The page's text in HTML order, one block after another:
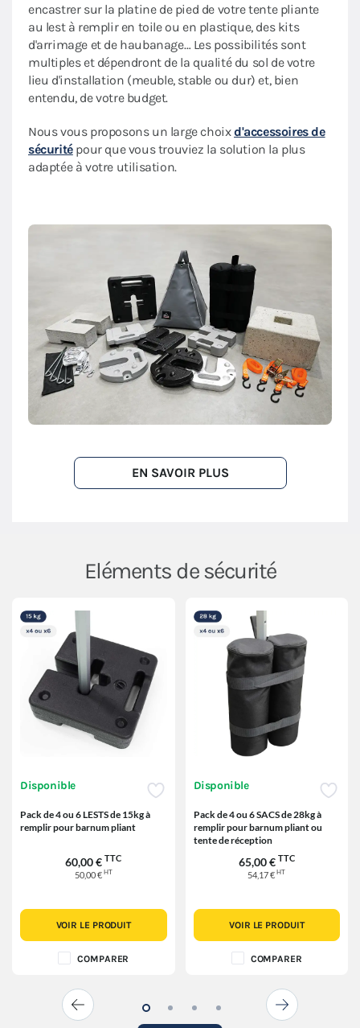
encastrer sur la platine de pied de votre tente pliante
au lest à remplir en toile ou en plastique, des kits
d'arrimage et de haubanage… Les possibilités sont
multiples et dépendront de la qualité du sol de votre
lieu d'installation (meuble, stable ou dur) et, bien
entendu, de votre budget.
Nous vous proposons un large choixd'accessoires de
sécuritépour que vous trouviez la solution la plus
adaptée à votre utilisation.
EN SAVOIR PLUS
Eléments de sécurité
Disponible
Pack de 4 ou 6 LESTS de 15kg à
remplir pour barnum pliant
60,00 € TTC
50,00 € HT
VOIR LE PRODUIT
COMPARER
Disponible
Pack de 4 ou 6 SACS de 28kg à
remplir pour barnum pliant ou
tente de réception
65,00 € TTC
54,17 €HT
VOIR LE PRODUIT
COMPARER